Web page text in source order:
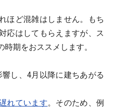
ほど混雑はしません。もち
応はしてもらえますが、ス
期をおススメします。
し、4月以降に建ちあがる
れています。そのため、例